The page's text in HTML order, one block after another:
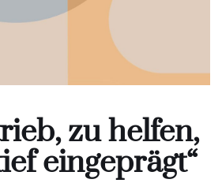
zu helfen,
eingeprägt“